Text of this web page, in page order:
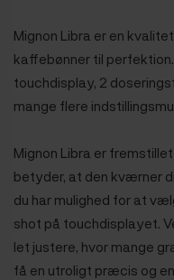
Mignon Libra er en
kaffebønner til
touchdisplay, 2
mange flere
Mignon Libra er
betyder, at den kværner
du har mulighed for at
shot på touchdisplayet.
let justere, hvor mange
få en utroligt præcis og